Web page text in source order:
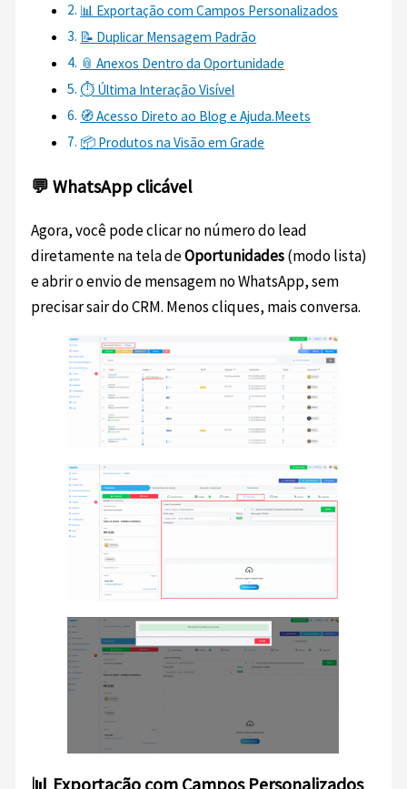
📊 Exportação com Campos Personalizados
📝 Duplicar Mensagem Padrão
📎 Anexos Dentro da Oportunidade
⏱️ Última Interação Visível
🧭 Acesso Direto ao Blog e Ajuda.Meets
📦 Produtos na Visão em Grade
💬 WhatsApp clicável
Agora, você pode clicar no número do lead
diretamente na tela deOportunidades(modo lista)
e abrir o envio de mensagem no WhatsApp, sem
precisar sair do CRM. Menos cliques, mais conversa.
📊 Exportação com Campos Personalizados